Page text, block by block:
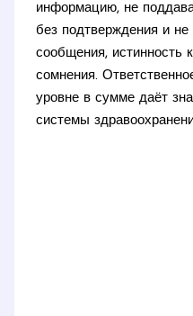
информацию, не
без подтверждения и не
сообщения, истинность
сомнения.
уровне в сумме даёт
системы